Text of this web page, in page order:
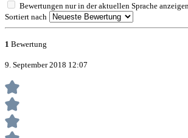
Bewertungen nur in der aktuellen Sprache
Sortiert nach
1 Bewertung
9. September 2018 12:07